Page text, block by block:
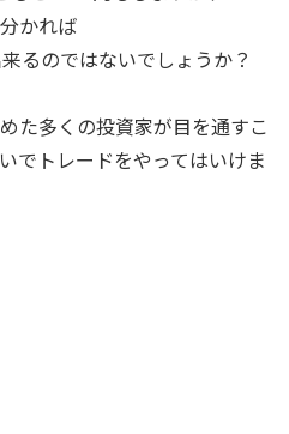
かれば
るのではないでしょうか？
た多くの投資家が目を通すこ
でトレードをやってはいけま